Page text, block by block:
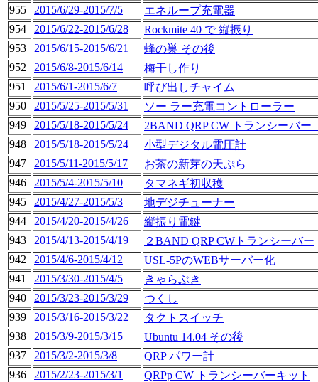
955
2015/6/29-2015/7/5
エネループ充電器
954
2015/6/22-2015/6/28
Rockmite 40 で 縦振り
953
2015/6/15-2015/6/21
蜂の巣 その後
952
2015/6/8-2015/6/14
梅干し作り
951
2015/6/1-2015/6/7
呼び出しチャイム
950
2015/5/25-2015/5/31
ソー ラー充電コントローラー
949
2015/5/18-2015/5/24
2BAND QRP CW トランシーバ
948
2015/5/18-2015/5/24
小型デジタル電圧計
947
2015/5/11-2015/5/17
お茶の新芽の天ぷら
946
2015/5/4-2015/5/10
タマネギ初収穫
945
2015/4/27-2015/5/3
地デジチューナー
944
2015/4/20-2015/4/26
縦振り電鍵
943
2015/4/13-2015/4/19
２BAND QRP CWトランシーバー
942
2015/4/6-2015/4/12
USL-5PのWEBサーバー化
941
2015/3/30-2015/4/5
きゃらぶき
940
2015/3/23-2015/3/29
つくし
939
2015/3/16-2015/3/22
タクトスイッチ
938
2015/3/9-2015/3/15
Ubuntu 14.04 その後
937
2015/3/2-2015/3/8
QRP パワー計
936
2015/2/23-2015/3/1
QRPp CW トランシーバーキット